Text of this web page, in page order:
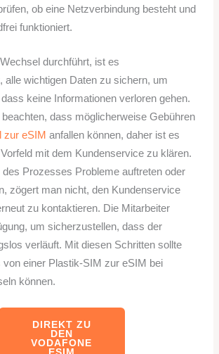
ob eine Netzverbindung besteht und
funktioniert.
durchführt, ist es
alle wichtigen Daten zu sichern, um
keine Informationen verloren gehen.
dass möglicherweise Gebühren
zur eSIM anfallen können, daher ist es
mit dem Kundenservice zu klären.
des Prozesses Probleme auftreten oder
zögert man nicht, den Kundenservice
zu kontaktieren. Die Mitarbeiter
um sicherzustellen, dass der
verläuft. Mit diesen Schritten sollte
von einer Plastik-SIM zur eSIM bei
können.
DIREKT ZU
DEN
VODAFONE